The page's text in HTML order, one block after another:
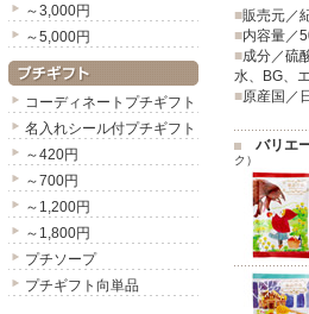
～3,000円
～5,000円
コーディネートプチギフト
名入れシール付プチギフト
～420円
～700円
～1,200円
～1,800円
プチソープ
プチギフト向単品
■販売元／
■内容量／
■成分／硫
水、BG、
■原産国／
バリエ
ク）